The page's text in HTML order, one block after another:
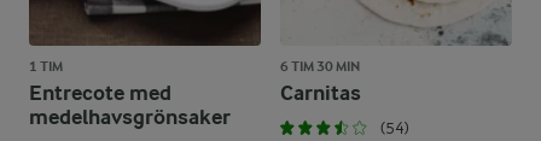
1 TIM
Entrecote med
medelhavsgrönsaker
6 TIM 30 MIN
Carnitas
(54)